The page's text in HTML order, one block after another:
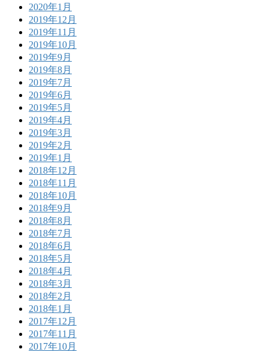
2020年1月
2019年12月
2019年11月
2019年10月
2019年9月
2019年8月
2019年7月
2019年6月
2019年5月
2019年4月
2019年3月
2019年2月
2019年1月
2018年12月
2018年11月
2018年10月
2018年9月
2018年8月
2018年7月
2018年6月
2018年5月
2018年4月
2018年3月
2018年2月
2018年1月
2017年12月
2017年11月
2017年10月